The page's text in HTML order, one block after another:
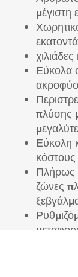
μέγιστη
Εύκολα
πλύσης
Εύκολη
Πλήρως
ζώνες